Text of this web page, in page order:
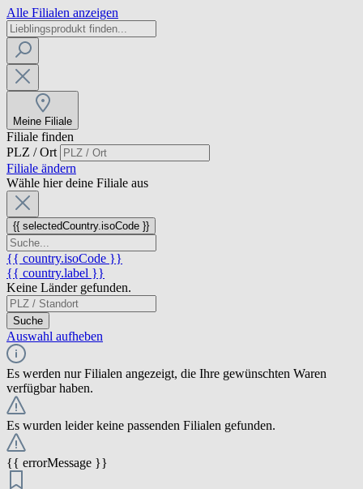
Alle Filialen anzeigen
Meine Filiale
Filiale finden
PLZ / Ort
Filiale ändern
Wähle hier deine Filiale aus
{{ selectedCountry.isoCode }}
{{ country.isoCode }}
{{ country.label }}
Keine Länder gefunden.
Suche
Auswahl aufheben
Es werden nur Filialen angezeigt, die Ihre gewünschten Waren
verfügbar haben.
Es wurden leider keine passenden Filialen gefunden.
{{ errorMessage }}